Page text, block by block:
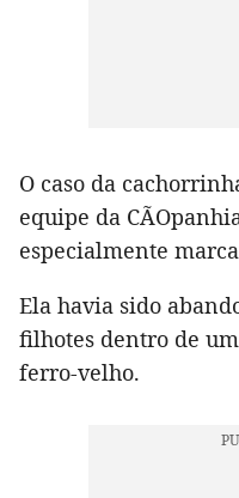
O caso da
equipe da
especialmente
Ela havia sido
filhotes dentro de
ferro-velho.